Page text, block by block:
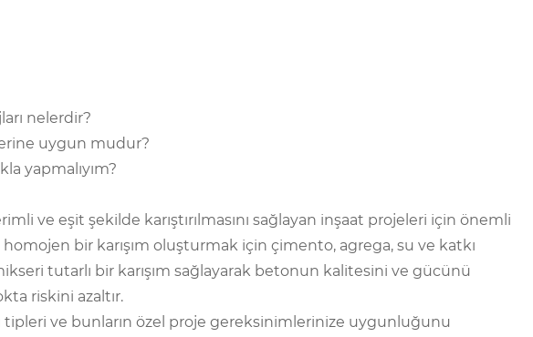
nelerdir?
uygun mudur?
yapmalıyım?
ve eşit şekilde karıştırılmasını sağlayan inşaat projeleri için önemli
bir karışım oluşturmak için çimento, agrega, su ve katkı
tutarlı bir karışım sağlayarak betonun kalitesini ve gücünü
riskini azaltır.
ve bunların özel proje gereksinimlerinize uygunluğunu